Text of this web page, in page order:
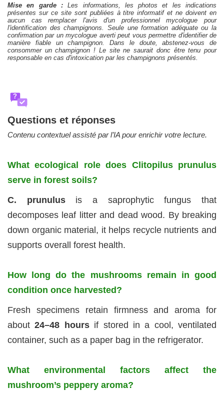
Mise en garde :Les informations, les photos et les indications
présentes sur ce site sont publiées à titre informatif et ne doivent en
aucun cas remplacer l'avis d'un professionnel mycologue pour
l'identification des champignons. Seule une formation adéquate ou la
confirmation par un mycologue averti peut vous permettre d'identifier de
manière fiable un champignon. Dans le doute, abstenez-vous de
consommer un champignon ! Le site ne saurait donc être tenu pour
responsable en cas d'intoxication par les champignons présentés.
?
Questions et réponses
Contenu contextuel assisté par l’IA pour enrichir votre lecture.
What ecological role does Clitopilus prunulus
serve in forest soils?
C. prunulusis a saprophytic fungus that
decomposes leaf litter and dead wood. By breaking
down organic material, it helps recycle nutrients and
supports overall forest health.
How long do the mushrooms remain in good
condition once harvested?
Fresh specimens retain firmness and aroma for
about24–48 hoursif stored in a cool, ventilated
container, such as a paper bag in the refrigerator.
What environmental factors affect the
mushroom’s peppery aroma?